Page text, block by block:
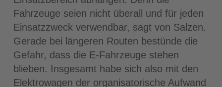
Fahrzeuge seien nicht überall und für jeden
Einsatzzweck verwendbar, sagt von Salzen.
Gerade bei längeren Routen bestünde die
Gefahr, dass die E‐Fahrzeuge stehen
blieben. Insgesamt habe sich also mit den
Elektrowagen der organisatorische Aufwand